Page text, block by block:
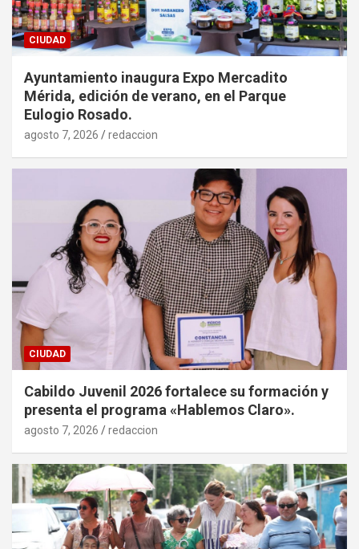
CIUDAD
Ayuntamiento inaugura Expo Mercadito
Mérida, edición de verano, en el Parque
Eulogio Rosado.
agosto 7, 2026 redaccion
CIUDAD
Cabildo Juvenil 2026 fortalece su formación y
presenta el programa «Hablemos Claro».
agosto 7, 2026 redaccion